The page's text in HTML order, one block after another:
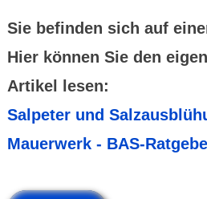
Sie befinden sich auf
Hier können Sie den
Artikel lesen:
Salpeter und
Mauerwerk - BAS-